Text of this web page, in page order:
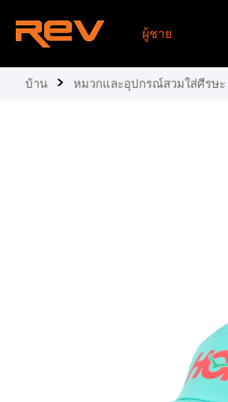
ข้าม
ไป
เนื้อหา
ผู้ชาย
บ้าน › หมวกและอุปกรณ์สวมใส่ศีรษะ